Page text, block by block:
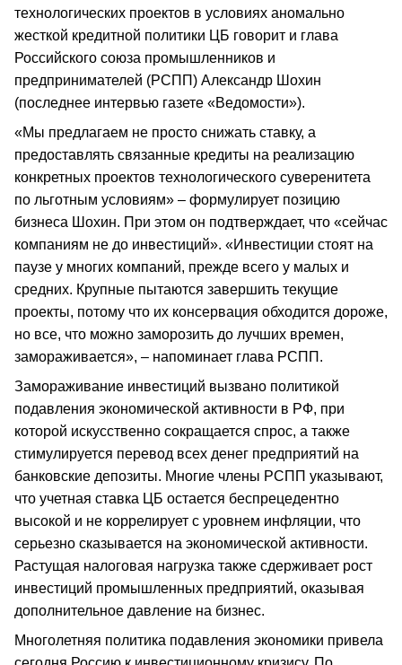
технологических проектов в условиях аномально
жесткой кредитной политики ЦБ говорит и глава
Российского союза промышленников и
предпринимателей (РСПП) Александр Шохин
(последнее интервью газете «Ведомости»).
«Мы предлагаем не просто снижать ставку, а
предоставлять связанные кредиты на реализацию
конкретных проектов технологического суверенитета
по льготным условиям» – формулирует позицию
бизнеса Шохин. При этом он подтверждает, что «сейчас
компаниям не до инвестиций». «Инвестиции стоят на
паузе у многих компаний, прежде всего у малых и
средних. Крупные пытаются завершить текущие
проекты, потому что их консервация обходится дороже,
но все, что можно заморозить до лучших времен,
замораживается», – напоминает глава РСПП.
Замораживание инвестиций вызвано политикой
подавления экономической активности в РФ, при
которой искусственно сокращается спрос, а также
стимулируется перевод всех денег предприятий на
банковские депозиты. Многие члены РСПП указывают,
что учетная ставка ЦБ остается беспрецедентно
высокой и не коррелирует с уровнем инфляции, что
серьезно сказывается на экономической активности.
Растущая налоговая нагрузка также сдерживает рост
инвестиций промышленных предприятий, оказывая
дополнительное давление на бизнес.
Многолетняя политика подавления экономики привела